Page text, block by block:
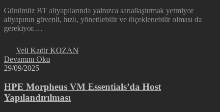
Günümüz BT altyapılarında yalnızca sanallaştırmak yetmiyor
altyapının güvenli, hızlı, yönetilebilir ve ölçeklenebilir olması da
gerekiyor.…
Veli Kadir KOZAN
Devamını Oku
29/09/2025
HPE Morpheus VM Essentials’da Host
Yapılandırılması